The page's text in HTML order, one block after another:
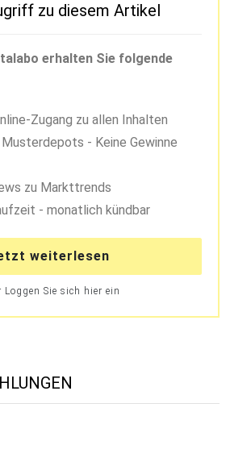
zu diesem Artikel
erhalten Sie folgende
Zugang zu allen Inhalten
- Keine Gewinne
zu Markttrends
- monatlich kündbar
weiterlesen
Loggen Sie sich hier ein